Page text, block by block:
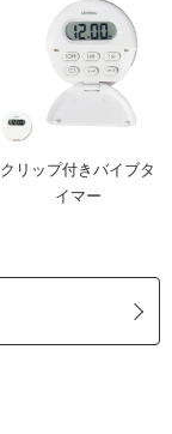
クリップ付きバイブタ
イマー